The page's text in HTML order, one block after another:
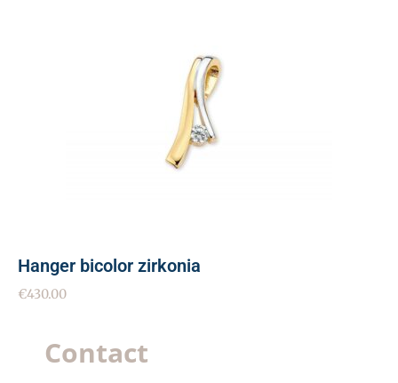
Hanger bicolor zirkonia
€430.00
Contact